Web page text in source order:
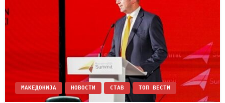
МАКЕДОНИЈА НОВОСТИ СТАВ ТОП ВЕСТИ